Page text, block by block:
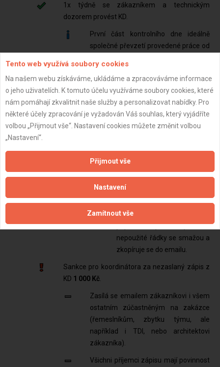
1x týdně se zákazníkem a technickým
dozorem provést KD.
První část kontrolního dne ideálně
společné převzetí provedené práce od
V druhé části kontrolního dne by se
měly společně zadat práce
řemeslníkům na další týden dopředu
Po kažém KD ještě ten den rozeslat zápis z KD
dle pomocí šablony a dle postupu níže:
Každá zakázka má svou
vlastní šablonu ve sdíleném
excellu (google docs).
V šabloně zápisu se vyplní
připravená políčka, prázdné
nepoužité řádky se smažou a
zkopíruje se do emailu.
Sankce pro koordinátora za nezaslaný zápis z
KD 1 000 Kč
Zasílá se emailem zákazníkovi i všem
ostatním zúčastněným na zakázce
(řemeslníkům, zbytku týmu, ale
například i TDI, nebo architektovi
zákazníka).
Všichni příjemci zápisu mají povinnost
Tento web využívá soubory cookies
Na našem webu získáváme, ukládáme a zpracováváme informace
o jeho uživatelích. K tomuto účelu využíváme soubory cookies, které
nám pomáhají zkvalitnit naše služby a personalizovat nabídky. Pro
některé účely zpracování je vyžadován Váš souhlas, který vyjádříte
volbou „Přijmout vše“. Nastavení cookies můžete změnit volbou
„Nastavení“.
Přijmout vše
Nastavení
Zamítnout vše